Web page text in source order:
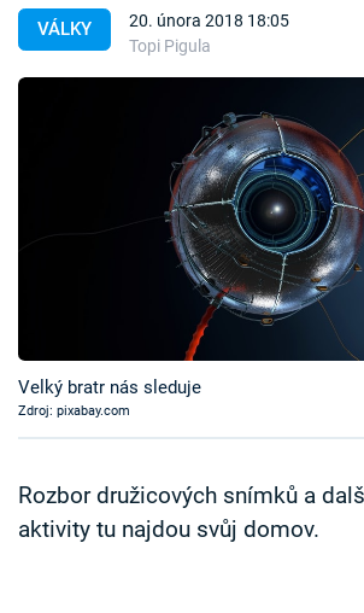
Témata
Sledujte prima+
Sledujte nás
VÁLKY
20. února 2018 18:05
Topi Pigula
Velký bratr nás sleduje
Zdroj: pixabay.com
Rozbor družicových snímků a
aktivity tu najdou svůj domov.